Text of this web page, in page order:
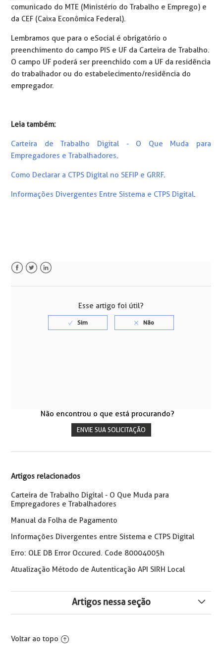
comunicado do MTE (Ministério do Trabalho e Emprego) e
da CEF (Caixa Econômica Federal).
Lembramos que para o eSocial é obrigatório o
preenchimento do campo PIS e UF da Carteira de Trabalho.
O campo UF poderá ser preenchido com a UF da residência
do trabalhador ou do estabelecimento/residência do
empregador.
Leia também:
Carteira de Trabalho Digital - O Que Muda para
Empregadores e Trabalhadores.
Como Declarar a CTPS Digital no SEFIP e GRRF.
Informações Divergentes Entre Sistema e CTPS Digital.
Esse artigo foi útil?
Não encontrou o que está procurando?
ENVIE SUA SOLICITAÇÃO
Artigos relacionados
Carteira de Trabalho Digital - O Que Muda para
Empregadores e Trabalhadores
Manual da Folha de Pagamento
Informações Divergentes entre Sistema e CTPS Digital
Erro: OLE DB Error Occured. Code 80004005h
Atualização Método de Autenticação API SIRH Local
Artigos nessa seção
Contrato
Voltar ao topo